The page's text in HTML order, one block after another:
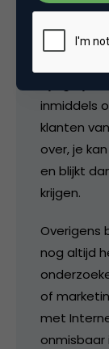
E-knip
efficiency
inmiddels
klanten
over, je
en blijkt
krijgen.
Overigens
nog altijd
of
met
onmisbaar